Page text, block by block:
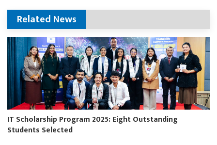
Related News
IT Scholarship Program 2025: Eight Outstanding
Students Selected